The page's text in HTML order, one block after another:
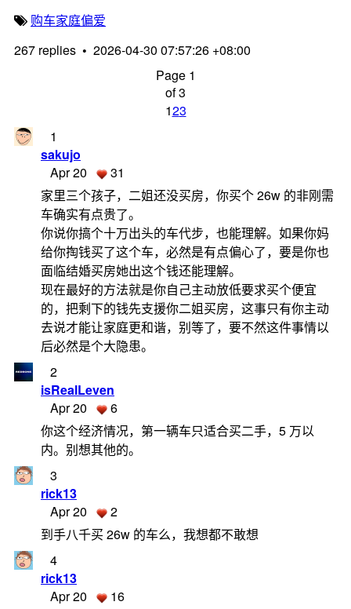
购车家庭偏爱
267 replies • 2026-04-30 07:57:26 +08:00
Page 1
of 3
123
1
sakujo
Apr 20
31
家里三个孩子，二姐还没买房，你买个 26w 的非刚需
车确实有点贵了。
你说你搞个十万出头的车代步，也能理解。如果你妈
给你掏钱买了这个车，必然是有点偏心了，要是你也
面临结婚买房她出这个钱还能理解。
现在最好的方法就是你自己主动放低要求买个便宜
的，把剩下的钱先支援你二姐买房，这事只有你主动
去说才能让家庭更和谐，别等了，要不然这件事情以
后必然是个大隐患。
2
isRealLeven
Apr 20
6
你这个经济情况，第一辆车只适合买二手，5 万以
内。别想其他的。
3
rick13
Apr 20
2
到手八千买 26w 的车么，我想都不敢想
4
rick13
Apr 20
16